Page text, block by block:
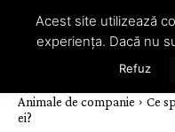
Animale de companie
Ce
ei?
Acest site utilizează
experiența. Dacă nu
Refuz